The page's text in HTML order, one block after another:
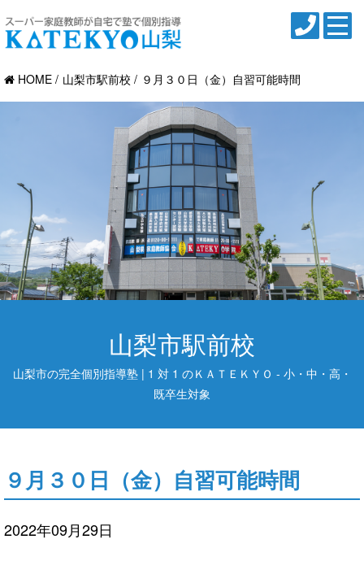
HOME 山梨市駅前校 ９月３０日（金）自習可能時間
山梨市駅前校
山梨市の完全個別指導塾 | 1 対 1 のＫＡＴＥＫＹＯ - 小・中・高・
既卒生対象
９月３０日（金）自習可能時間
2022年09月29日